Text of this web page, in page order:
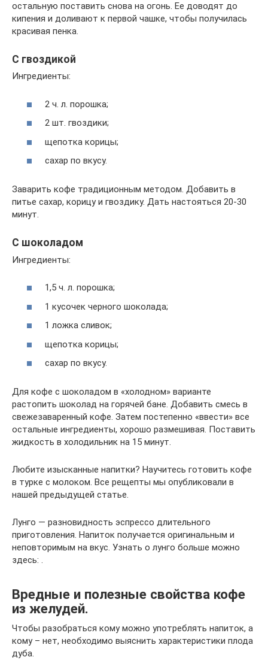
остальную поставить снова на огонь. Ее доводят до
кипения и доливают к первой чашке, чтобы получилась
красивая пенка.
С гвоздикой
Ингредиенты:
2 ч. л. порошка;
2 шт. гвоздики;
щепотка корицы;
сахар по вкусу.
Заварить кофе традиционным методом. Добавить в
питье сахар, корицу и гвоздику. Дать настояться 20-30
минут.
С шоколадом
Ингредиенты:
1,5 ч. л. порошка;
1 кусочек черного шоколада;
1 ложка сливок;
щепотка корицы;
сахар по вкусу.
Для кофе с шоколадом в «холодном» варианте
растопить шоколад на горячей бане. Добавить смесь в
свежезаваренный кофе. Затем постепенно «ввести» все
остальные ингредиенты, хорошо размешивая. Поставить
жидкость в холодильник на 15 минут.
Любите изысканные напитки? Научитесь готовить кофе
в турке с молоком. Все рещепты мы опубликовали в
нашей предыдущей статье.
Лунго — разновидность эспрессо длительного
приготовления. Напиток получается оригинальным и
неповторимым на вкус. Узнать о лунго больше можно
здесь: .
Вредные и полезные свойства кофе
из желудей.
Чтобы разобраться кому можно употреблять напиток, а
кому – нет, необходимо выяснить характеристики плода
дуба.